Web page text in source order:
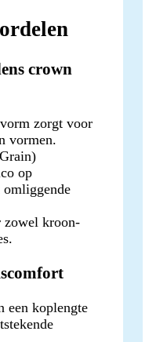
crown
zorgt voor
vormen.
op
omliggende
zowel kroon-
een koplengte